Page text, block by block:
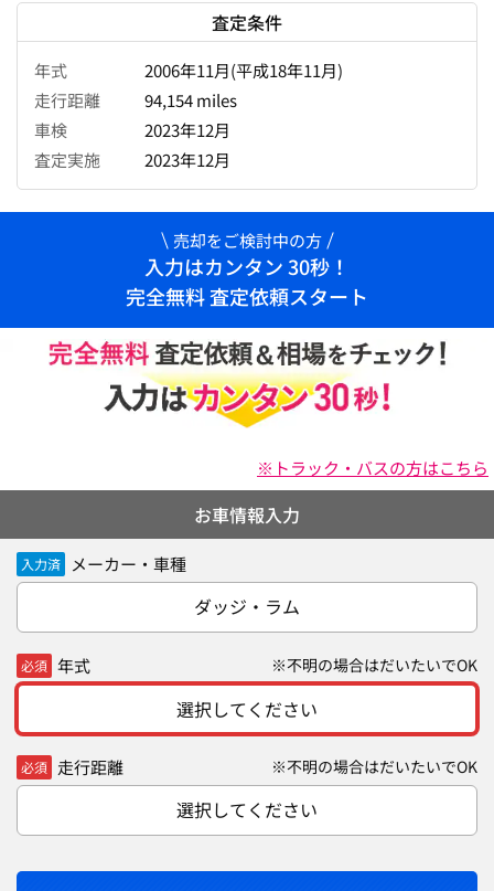
査定条件
年式
2006年11月(平成18年11月)
走行距離
94,154 miles
車検
2023年12月
査定実施
2023年12月
売却をご検討中の方
入力はカンタン 30秒！
完全無料 査定依頼スタート
※トラック・バスの方はこちら
お車情報入力
入力済 メーカー・車種
ダッジ・ラム
必須 年式 ※不明の場合はだいたいでOK
選択してください
必須 走行距離 ※不明の場合はだいたいでOK
選択してください